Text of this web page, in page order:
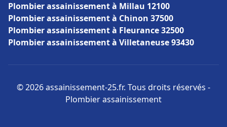
Plombier assainissement à Millau 12100
Plombier assainissement à Chinon 37500
Plombier assainissement à Fleurance 32500
Plombier assainissement à Villetaneuse 93430
© 2026 assainissement-25.fr. Tous droits réservés -
Plombier assainissement